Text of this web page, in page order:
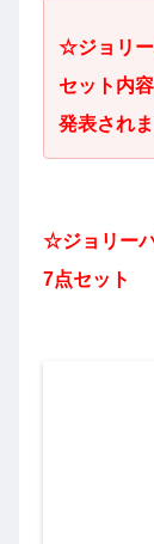
☆ジョリ
セット内
発表され
☆ジョリー
7点セット